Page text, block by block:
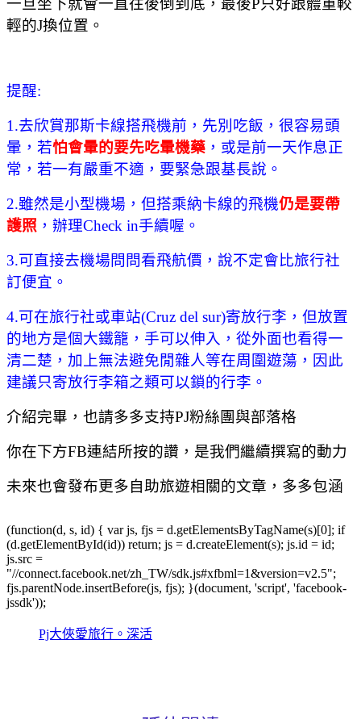
一旦坐下就會一直往後倒到底，最後 P只好跟體重較
輕的J換位置 。
提醒:
1.去欣賞那斯卡線搭飛機前，先別吃飯，很容易頭
暈，若怕會暈的要先吃暈機藥 ，或是前一天作息正
常，若一有嚴重不適，要緊急跟基長說。
2.雖然是小型機場，但搭乘納卡線的飛機仍是要帶
護照 ，辦理Check in手續喔。
3.可直接去機場問問看飛航價，說不定會比旅行社
訂便宜。
4.可在旅行社或車站(Cruz del sur)寄放行李，但放置
的地方是個大鐵籠，手可以伸入， 從外面也看得一
清二楚， 加上無法避免閒雜人等在周圍遊蕩，因此
建議只寄放行李箱之類可以鎖的行李。
介紹完畢，也請多多支持PJ粉絲團與部落格
你在下方FB連結所按的讚，是我們繼續撰寫的動力
未來也會發布更多自助旅遊相關的文章，多多包涵
(function(d, s, id) { var js, fjs = d.getElementsByTagName(s)[0]; if
(d.getElementById(id)) return; js = d.createElement(s); js.id = id;
js.src =
"//connect.facebook.net/zh_TW/sdk.js#xfbml=1&version=v2.5";
fjs.parentNode.insertBefore(js, fjs); }(document, 'script', 'facebook-
jssdk'));
Pj大俠愛旅行。深活